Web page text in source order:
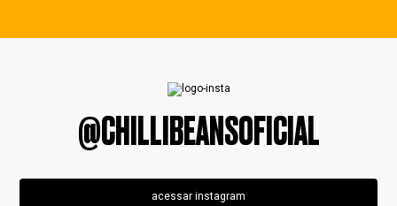
@CHILLIBEANSOFICIAL
acessar instagram